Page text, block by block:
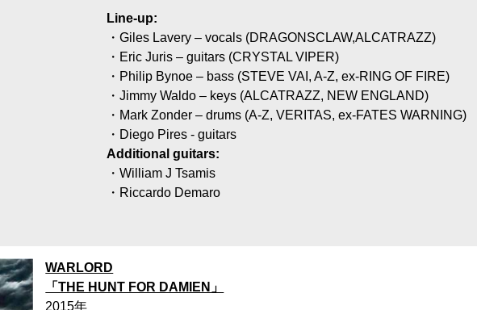
Line-up:
・Giles Lavery – vocals (DRAGONSCLAW,ALCATRAZZ)
・Eric Juris – guitars (CRYSTAL VIPER)
・Philip Bynoe – bass (STEVE VAI, A-Z, ex-RING OF FIRE)
・Jimmy Waldo – keys (ALCATRAZZ, NEW ENGLAND)
・Mark Zonder – drums (A-Z, VERITAS, ex-FATES WARNING)
・Diego Pires - guitars
Additional guitars:
・William J Tsamis
・Riccardo Demaro
WARLORD
「THE HUNT FOR DAMIEN」
2015年